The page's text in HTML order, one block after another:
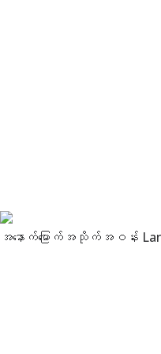
အနောက်မြောက်အသိုက်အဝန်း